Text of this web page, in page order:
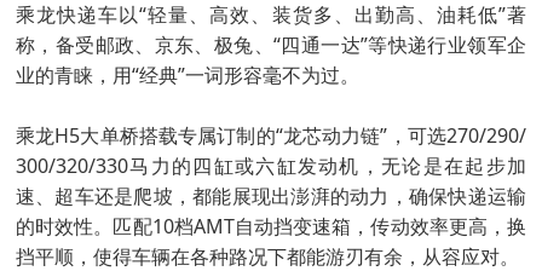
乘龙快递车以“轻量、高效、装货多、出勤高、油耗低”著
称，备受邮政、京东、极兔、“四通一达”等快递行业领军企
业的青睐，用“经典”一词形容毫不为过。
乘龙H5大单桥搭载专属订制的“龙芯动力链”，可选270/290/
300/320/330马力的四缸或六缸发动机，无论是在起步加
速、超车还是爬坡，都能展现出澎湃的动力，确保快递运输
的时效性。匹配10档AMT自动挡变速箱，传动效率更高，换
挡平顺，使得车辆在各种路况下都能游刃有余，从容应对。